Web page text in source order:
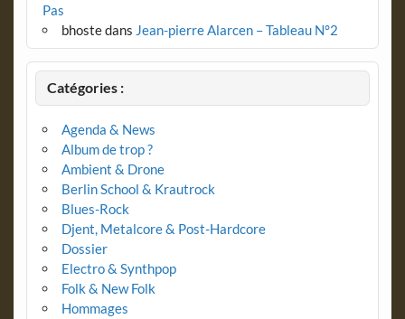
Pas
bhostedans Jean-pierre Alarcen – Tableau N°2
Catégories :
Agenda & News
Album de trop ?
Ambient & Drone
Berlin School & Krautrock
Blues-Rock
Djent, Metalcore & Post-Hardcore
Dossier
Electro & Synthpop
Folk & New Folk
Hommages